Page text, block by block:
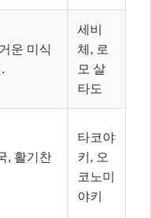
운 미식
세비
체, 로
모 살
타도
, 활기찬
타코야
키, 오
코노미
야키